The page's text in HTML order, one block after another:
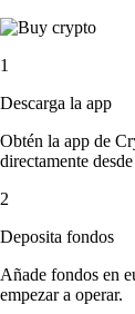
1
Descarga la app
Obtén la app de
directamente
2
Deposita fondos
Añade fondos en
empezar a operar.